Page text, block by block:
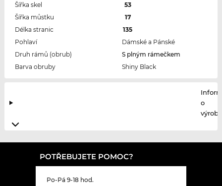
Šířka skel
53
Šířka můstku
17
Délka stranic
135
Pohlaví
Dámské a Pánské
Druh rámů (obrub)
S plným rámečkem
Barva obruby
Shiny Black
o
POTŘEBUJETE POMOC?
Po-Pá 9-18 hod.